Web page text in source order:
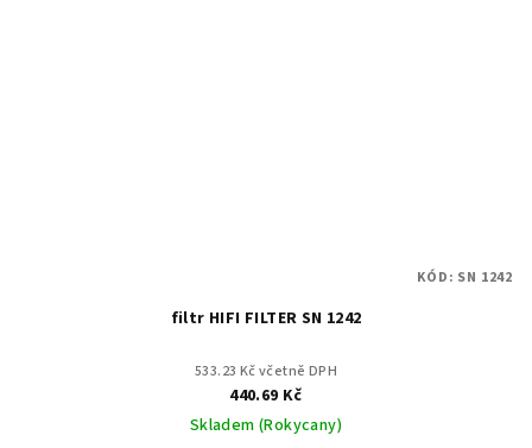
filtr HIFI FILTER SN 1242
533.23 Kč včetně DPH
440.69 Kč
Skladem (Rokycany)
KÓD: SN 1242